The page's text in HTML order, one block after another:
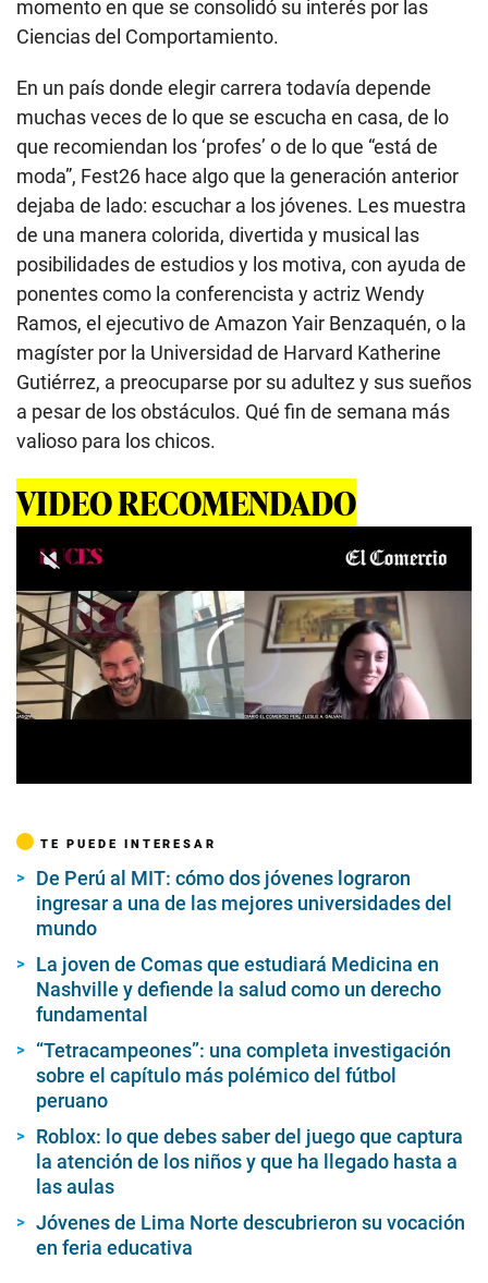
momento en que se consolidó su interés por las
Ciencias del Comportamiento.
En un país donde elegir carrera todavía depende
muchas veces de lo que se escucha en casa, de lo
que recomiendan los ‘profes’ o de lo que “está de
moda”, Fest26 hace algo que la generación anterior
dejaba de lado: escuchar a los jóvenes. Les muestra
de una manera colorida, divertida y musical las
posibilidades de estudios y los motiva, con ayuda de
ponentes como la conferencista y actriz Wendy
Ramos, el ejecutivo de Amazon Yair Benzaquén, o la
magíster por la Universidad de Harvard Katherine
Gutiérrez, a preocuparse por su adultez y sus sueños
a pesar de los obstáculos. Qué fin de semana más
valioso para los chicos.
VIDEO RECOMENDADO
TE PUEDE INTERESAR
De Perú al MIT: cómo dos jóvenes lograron
ingresar a una de las mejores universidades del
mundo
La joven de Comas que estudiará Medicina en
Nashville y defiende la salud como un derecho
fundamental
“Tetracampeones”: una completa investigación
sobre el capítulo más polémico del fútbol
peruano
Roblox: lo que debes saber del juego que captura
la atención de los niños y que ha llegado hasta a
las aulas
Jóvenes de Lima Norte descubrieron su vocación
en feria educativa